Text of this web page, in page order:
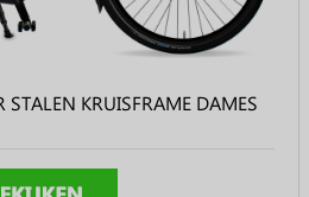
KRUISFRAME DAMES